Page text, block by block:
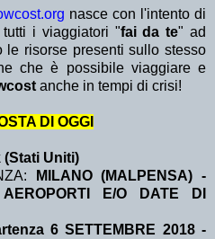
nasce con l'intento di
i viaggiatori "fai da te" ad
le risorse presenti sullo stesso
che è possibile viaggiare e
anche in tempi di crisi!
DI OGGI
(Stati Uniti)
MILANO (MALPENSA) -
E/O DATE DI
6 SETTEMBRE 2018 -